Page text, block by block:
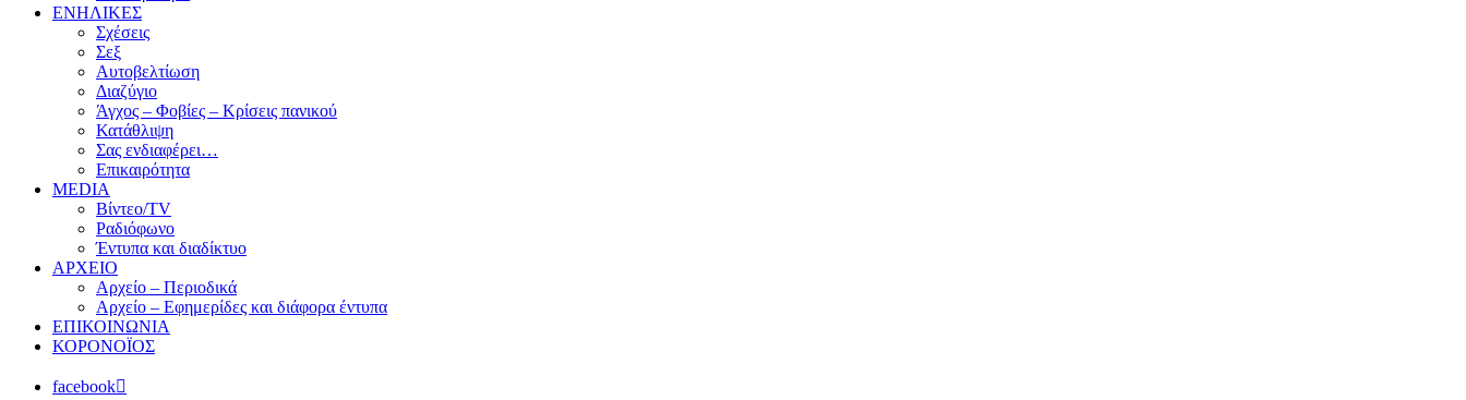
ΕΝΗΛΙΚΕΣ
Σχέσεις
Σεξ
Αυτοβελτίωση
Διαζύγιο
Άγχος – Φοβίες – Κρίσεις πανικού
Κατάθλιψη
Σας ενδιαφέρει…
Επικαιρότητα
MEDIA
Βίντεο/TV
Ραδιόφωνο
Έντυπα και διαδίκτυο
ΑΡΧΕΙΟ
Αρχείο – Περιοδικά
Αρχείο – Εφημερίδες και διάφορα έντυπα
ΕΠΙΚΟΙΝΩΝΙΑ
ΚΟΡΟΝΟΪΟΣ
facebook